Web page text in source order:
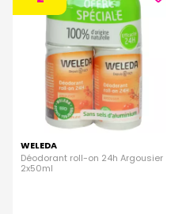
WELEDA
Déodorant roll-on 24h Argousier
2x50ml